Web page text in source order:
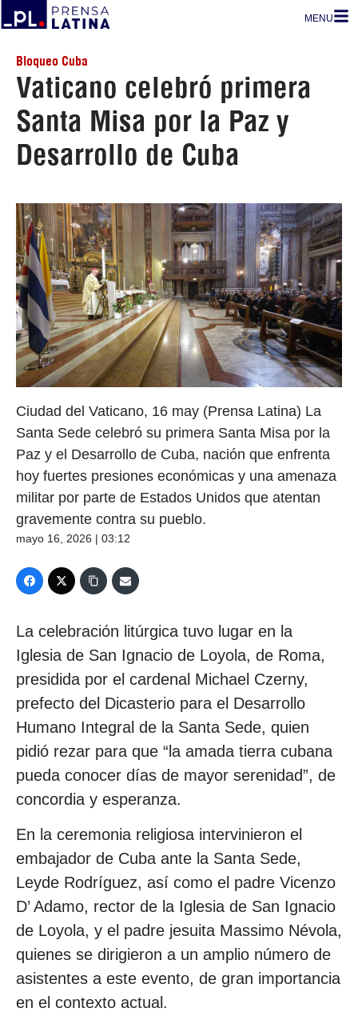
MENU
Bloqueo Cuba
Vaticano celebró primera
Santa Misa por la Paz y
Desarrollo de Cuba
Ciudad del Vaticano, 16 may (Prensa Latina) La
Santa Sede celebró su primera Santa Misa por la
Paz y el Desarrollo de Cuba, nación que enfrenta
hoy fuertes presiones económicas y una amenaza
militar por parte de Estados Unidos que atentan
gravemente contra su pueblo.
mayo 16, 2026 | 03:12
La celebración litúrgica tuvo lugar en la
Iglesia de San Ignacio de Loyola, de Roma,
presidida por el cardenal Michael Czerny,
prefecto del Dicasterio para el Desarrollo
Humano Integral de la Santa Sede, quien
pidió rezar para que “la amada tierra cubana
pueda conocer días de mayor serenidad”, de
concordia y esperanza.
En la ceremonia religiosa intervinieron el
embajador de Cuba ante la Santa Sede,
Leyde Rodríguez, así como el padre Vicenzo
D’ Adamo, rector de la Iglesia de San Ignacio
de Loyola, y el padre jesuita Massimo Névola,
quienes se dirigieron a un amplio número de
asistentes a este evento, de gran importancia
en el contexto actual.